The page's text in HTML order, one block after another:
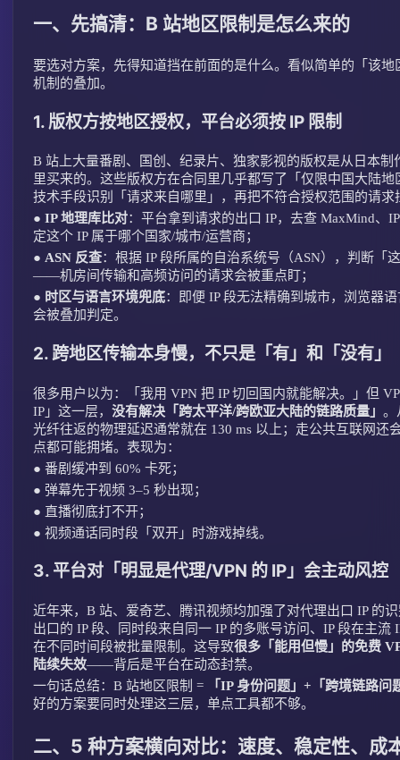
一、先搞清：B 站地区限制是怎么来的
要选对方案，先得知道挡在前面的是什么。看似简单的「该
机制的叠加。
1. 版权方按地区授权，平台必须按 IP 限制
B 站上大量番剧、国创、纪录片、独家影视的版权是从日本
里买来的。这些版权方在合同里几乎都写了「仅限中国大陆
技术手段识别「请求来自哪里」，再把不符合授权范围的请
● IP 地理库比对：平台拿到请求的出口 IP，去查 MaxMind、
定这个 IP 属于哪个国家/城市/运营商；
● ASN 反查：根据 IP 段所属的自治系统号（ASN），判断「
——机房间传输和高频访问的请求会被重点盯；
● 时区与语言环境兜底：即便 IP 段无法精确到城市，浏览器
会被叠加判定。
2. 跨地区传输本身慢，不只是「有」和「没有」
很多用户以为：「我用 VPN 把 IP 切回国内就能解决。」但
IP」这一层， 没有解决「跨太平洋/跨欧亚大陆的链路质量」 。
光纤往返的物理延迟通常就在 130 ms 以上；走公共互联网还
点都可能拥堵。表现为：
● 番剧缓冲到 60% 卡死；
● 弹幕先于视频 3–5 秒出现；
● 直播彻底打不开；
● 视频通话同时段「双开」时游戏掉线。
3. 平台对「明显是代理/VPN 的 IP」会主动风控
近年来，B 站、爱奇艺、腾讯视频均加强了对代理出口 IP 的
出口的 IP 段、同时段来自同一 IP 的多账号访问、IP 段在主流
在不同时间段被批量限制。这导致很多「能用但慢」的免费
陆续失效——背后是平台在动态封禁。
一句话总结：B 站地区限制 =
「IP 身份问题」+「跨境链路
好的方案要同时处理这三层，单点工具都不够。
二、5 种方案横向对比：速度、稳定性、成